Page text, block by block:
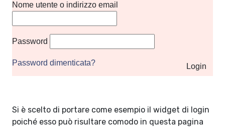
Nome utente o indirizzo email
Password
Password dimenticata?
Si è scelto di portare come esempio il widget di login
poiché esso può risultare comodo in questa pagina